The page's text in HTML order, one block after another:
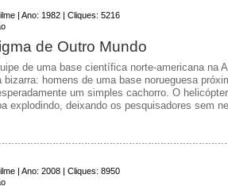
| Ano: 1982 | Cliques: 5216
de Outro Mundo
de uma base científica norte-americana na
bizarra: homens de uma base norueguesa
um simples cachorro. O
explodindo, deixando os pesquisadores sem
| Ano: 2008 | Cliques: 8950